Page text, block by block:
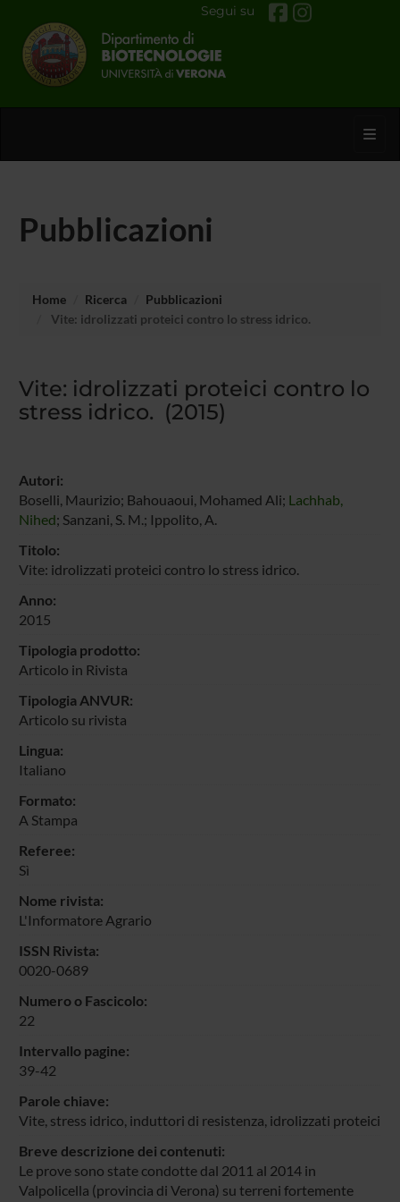
Segui su
Pubblicazioni
Home Ricerca
Pubblicazioni
Vite: idrolizzati proteici contro lo stress idrico.
Vite: idrolizzati proteici contro lo
stress idrico. (2015)
Autori:
Boselli, Maurizio; Bahouaoui, Mohamed Ali; Lachhab,
Nihed; Sanzani, S. M.; Ippolito, A.
Titolo:
Vite: idrolizzati proteici contro lo stress idrico.
Anno:
2015
Tipologia prodotto:
Articolo in Rivista
Tipologia ANVUR:
Articolo su rivista
Lingua:
Italiano
Formato:
A Stampa
Referee:
Sì
Nome rivista:
L'Informatore Agrario
ISSN Rivista:
0020-0689
Numero o Fascicolo:
22
Intervallo pagine:
39-42
Parole chiave:
Vite, stress idrico, induttori di resistenza, idrolizzati proteici
Breve descrizione dei contenuti:
Le prove sono state condotte dal 2011 al 2014 in
Valpolicella (provincia di Verona) su terreni fortemente